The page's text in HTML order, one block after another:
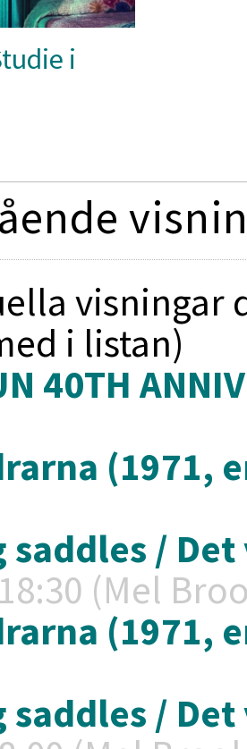
i
visningar
i listan)
40TH
(1971,
saddles /
18:30 (Mel
(1971,
saddles /